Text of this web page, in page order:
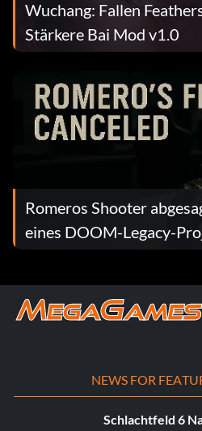
Wuchang: Fallen
Stärkere Bai Mod v1.0
Romeros Shooter
eines DOOM-Legacy-
Industrie verrät
NEWS FOR
Schlachtfeld 6